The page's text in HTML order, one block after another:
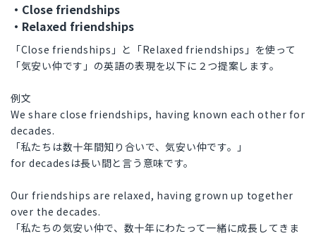
・Close friendships
・Relaxed friendships
「Close friendships」と「Relaxed friendships」を使って
「気安い仲です」の英語の表現を以下に２つ提案します。
例文
We share close friendships, having known each other for
decades.
「私たちは数十年間知り合いで、気安い仲です。」
for decadesは長い間と言う意味です。
Our friendships are relaxed, having grown up together
over the decades.
「私たちの気安い仲で、数十年にわたって一緒に成長してきま